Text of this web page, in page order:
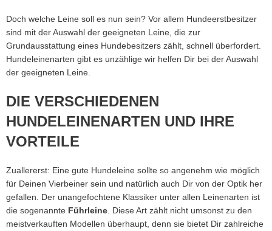
Doch welche Leine soll es nun sein? Vor allem Hundeerstbesitzer
sind mit der Auswahl der geeigneten Leine, die zur
Grundausstattung eines Hundebesitzers zählt, schnell überfordert.
Hundeleinenarten gibt es unzählige wir helfen Dir bei der Auswahl
der geeigneten Leine.
DIE VERSCHIEDENEN
HUNDELEINENARTEN UND IHRE
VORTEILE
Zuallererst: Eine gute Hundeleine sollte so angenehm wie möglich
für Deinen Vierbeiner sein und natürlich auch Dir von der Optik her
gefallen. Der unangefochtene Klassiker unter allen Leinenarten ist
die sogenannte Führleine . Diese Art zählt nicht umsonst zu den
meistverkauften Modellen überhaupt, denn sie bietet Dir zahlreiche